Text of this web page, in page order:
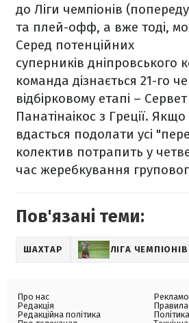
до Ліги чемпіонів
та плей-офф, а вже тоді,
Серед потенційних
суперників дніпровського
команда дізнається 21-го
відбірковому етапі –
Панатінаікос з Греції.
вдасться подолати усі
колектив потрапить у
час жеребкування
Пов'язані теми:
ШАХТАР ЛІГА ЧЕМПІОНІВ
Про нас
Редакція
Редакційна політика
Правила